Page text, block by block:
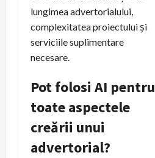
lungimea advertorialului,
complexitatea proiectului și
serviciile suplimentare
necesare.
Pot folosi AI pentru
toate aspectele
creării unui
advertorial?